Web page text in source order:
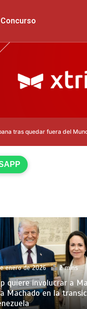
Concurso
fuera del Mundial 2026
enero de 2026 2 mins
quiere involucrar a
Machado en la